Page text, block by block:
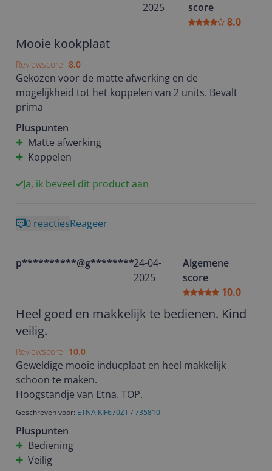
2025
score
8.0
Mooie kookplaat
Reviewscore 8.0
Gekozen voor de matte afwerking en de
mogelijkheid tot het koppelen van 2 units. Bevalt
prima
Pluspunten
Matte afwerking
Koppelen
Ja, ik beveel dit product aan
0 reactiesReageer
p**********@g********24-04-
2025
Algemene
score
10.0
Heel goed en makkelijk te bedienen. Kind
veilig.
Reviewscore 10.0
Geweldige mooie inducplaat en heel makkelijk
schoon te maken.
Hoogstandje van Etna. TOP.
Geschreven voor: ETNA KIF670ZT / 735810
Pluspunten
Bediening
Veilig